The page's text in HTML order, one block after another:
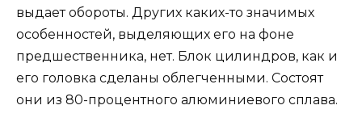
выдает обороты. Других каких-то значимых
особенностей, выделяющих его на фоне
предшественника, нет. Блок цилиндров, как и
его головка сделаны облегченными. Состоят
они из 80-процентного алюминиевого сплава.